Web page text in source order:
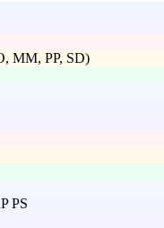
MM, PP, SD)
PS